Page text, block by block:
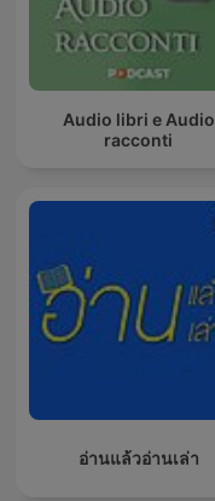
Audio libri e Audio
racconti
อ่านแล้วอ่านเล่า